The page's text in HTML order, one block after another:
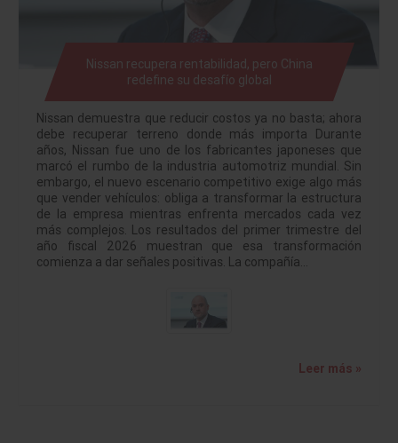
Nissan recupera rentabilidad, pero China
redefine su desafío global
Nissan demuestra que reducir costos ya no basta; ahora
debe recuperar terreno donde más importa Durante
años, Nissan fue uno de los fabricantes japoneses que
marcó el rumbo de la industria automotriz mundial. Sin
embargo, el nuevo escenario competitivo exige algo más
que vender vehículos: obliga a transformar la estructura
de la empresa mientras enfrenta mercados cada vez
más complejos. Los resultados del primer trimestre del
año fiscal 2026 muestran que esa transformación
comienza a dar señales positivas. La compañía…
Leer más »